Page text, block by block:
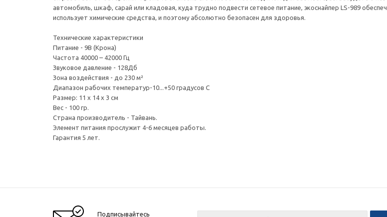
автомобиль, шкаф, сарай или кладовая, куда трудно подвести сетевое питание, экоснайпер LS-989
использует химические средства, и поэтому абсолютно безопасен для здоровья.
Технические характеристики
Питание - 9В (Крона)
Частота 40000 – 42000 Гц
Звуковое давление - 128Дб
Зона воздействия - до 230 м²
Диапазон рабочих температур-10...+50 градусов С
Размер: 11 х 14 х 3 см
Вес - 100 гр.
Страна производитель - Тайвань.
Элемент питания прослужит 4-6 месяцев работы.
Гарантия 5 лет.
Подписывайтесь